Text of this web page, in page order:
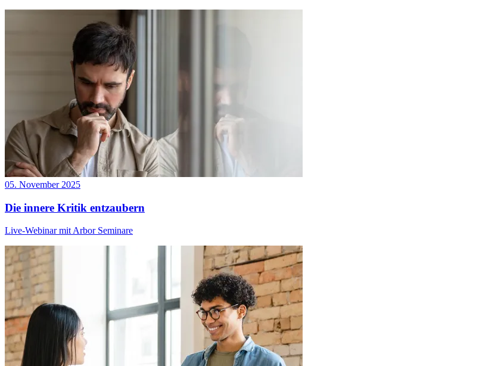
05. November 2025
Die innere Kritik entzaubern
Live-Webinar mit Arbor Seminare